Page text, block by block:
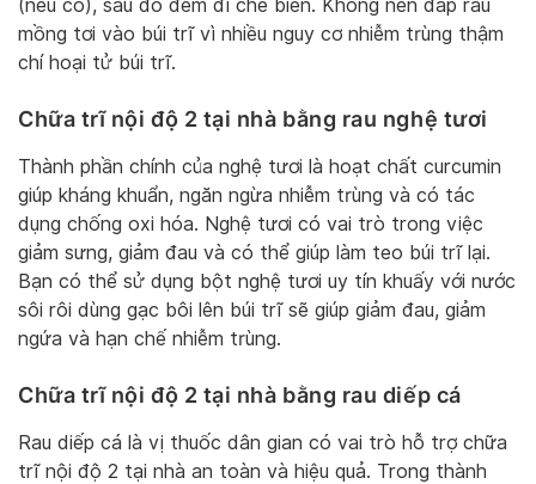
(nếu có), sau đó đem đi chế biến. Không nên đắp rau
mồng tơi vào búi trĩ vì nhiều nguy cơ nhiễm trùng thậm
chí hoại tử búi trĩ.
Chữa trĩ nội độ 2 tại nhà bằng rau nghệ tươi
Thành phần chính của nghệ tươi là hoạt chất curcumin
giúp kháng khuẩn, ngăn ngừa nhiễm trùng và có tác
dụng chống oxi hóa. Nghệ tươi có vai trò trong việc
giảm sưng, giảm đau và có thể giúp làm teo búi trĩ lại.
Bạn có thể sử dụng bột nghệ tươi uy tín khuấy với nước
sôi rôi dùng gạc bôi lên búi trĩ sẽ giúp giảm đau, giảm
ngứa và hạn chế nhiễm trùng.
Chữa trĩ nội độ 2 tại nhà bằng rau diếp cá
Rau diếp cá là vị thuốc dân gian có vai trò hỗ trợ chữa
trĩ nội độ 2 tại nhà an toàn và hiệu quả. Trong thành